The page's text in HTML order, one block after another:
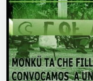
convoca
a
apoyar
audiencia
en